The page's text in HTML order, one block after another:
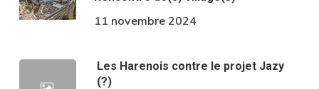
11 novembre 2024
Les Harenois contre le projet Jazy
(?)